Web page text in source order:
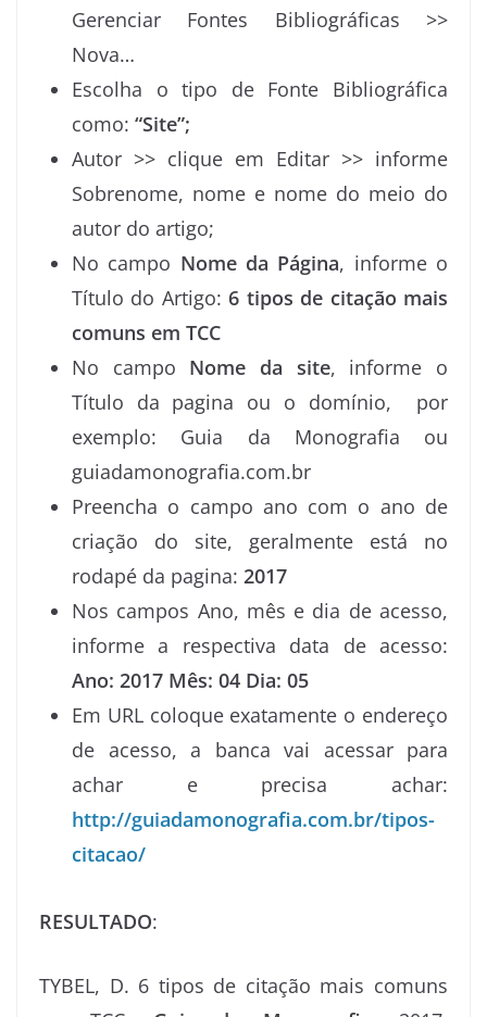
Gerenciar Fontes Bibliográficas >>
Nova…
Escolha o tipo de Fonte Bibliográfica
como: “Site”;
Autor >> clique em Editar >> informe
Sobrenome, nome e nome do meio do
autor do artigo;
No campo Nome da Página, informe o
Título do Artigo:6 tipos de citação mais
comuns em TCC
No campo Nome da site, informe o
Título da pagina ou o domínio, por
exemplo: Guia da Monografia ou
guiadamonografia.com.br
Preencha o campo ano com o ano de
criação do site, geralmente está no
rodapé da pagina: 2017
Nos campos Ano, mês e dia de acesso,
informe a respectiva data de acesso:
Ano: 2017 Mês: 04 Dia: 05
Em URL coloque exatamente o endereço
de acesso, a banca vai acessar para
achar e precisa achar:
http://guiadamonografia.com.br/tipos-
citacao/
RESULTADO:
TYBEL, D. 6 tipos de citação mais comuns